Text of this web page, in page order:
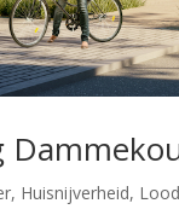
, Huisnijverheid,